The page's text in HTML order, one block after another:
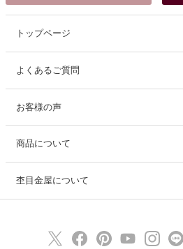
トップページ
よくあるご質問
お客様の声
商品について
杢目金屋について